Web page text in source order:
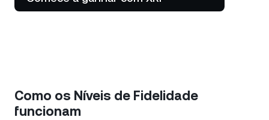
Como os Níveis de Fidelidade
funcionam